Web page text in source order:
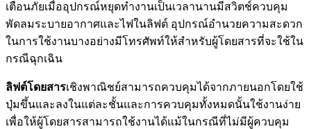
เตือนภัยเมื่ออุปกรณ์หยุดทำงานเป็นเวลานานมีสวิตช์ควบคุม
พัดลมระบายอากาศและไฟในลิฟต์ อุปกรณ์อำนวยความสะดวก
ในการใช้งานบางอย่างมีโทรศัพท์ให้สำหรับผู้โดยสารที่จะใช้ใน
กรณีฉุกเฉิน
ลิฟต์โดยสารเชิงพาณิชย์สามารถควบคุมได้จากภายนอกโดยใช้
ปุ่มขึ้นและลงในแต่ละชั้นและการควบคุมทั้งหมดนั้นใช้งานง่าย
เพื่อให้ผู้โดยสารสามารถใช้งานได้แม้ในกรณีที่ไม่มีผู้ควบคุม